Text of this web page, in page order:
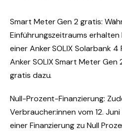
Smart Meter Gen 2 gratis:
Einführungszeitraums erhalten
einer Anker SOLIX Solarbank
Anker SOLIX Smart Meter Gen
gratis dazu.
Null-Prozent-Finanzierung:
Verbraucher:innen vom 12.
einer Finanzierung zu Null